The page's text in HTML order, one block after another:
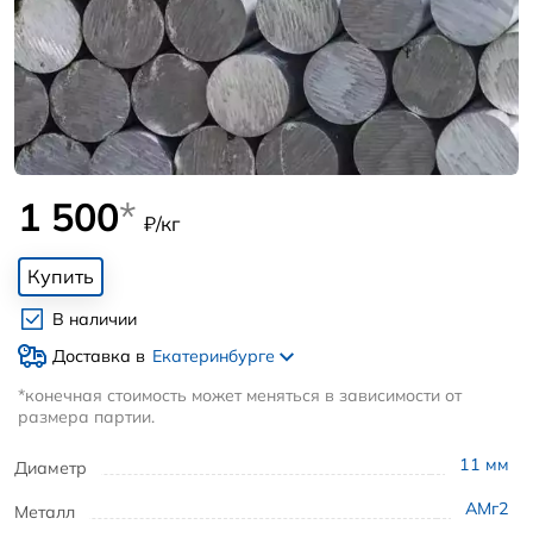
Диаметр 11 мм
Металл АМг2
1 500* ₽/кг
Купить
В наличии
Доставка в Екатеринбурге
*конечная стоимость может меняться в зависимости от
размера партии.